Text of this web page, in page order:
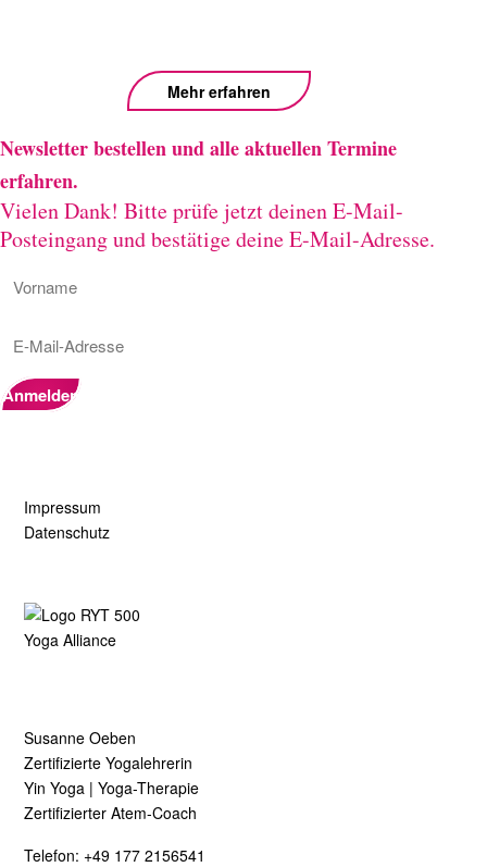
Mehr erfahren
Newsletter bestellen und alle aktuellen Termine
erfahren.
Vielen Dank! Bitte prüfe jetzt deinen E-Mail-
Posteingang und bestätige deine E-Mail-Adresse.
Anmelden
Impressum
Datenschutz
Susanne Oeben
Zertifizierte Yogalehrerin
Yin Yoga | Yoga-Therapie
Zertifizierter Atem-Coach
Telefon: +49 177 2156541